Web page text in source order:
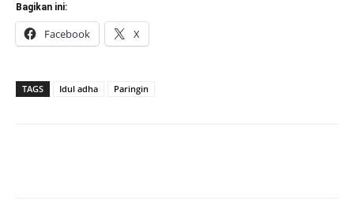
Bagikan ini:
Facebook X
TAGS Idul adha Paringin